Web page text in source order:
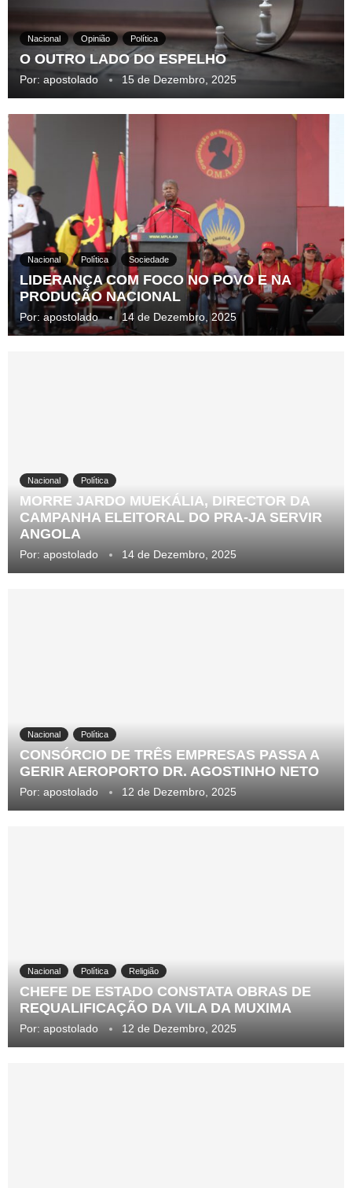
Nacional Opinião Política
O OUTRO LADO DO ESPELHO
Por: apostolado 15 de Dezembro, 2025
Nacional Política Sociedade
LIDERANÇA COM FOCO NO POVO E NA
PRODUÇÃO NACIONAL
Por: apostolado 14 de Dezembro, 2025
Nacional Política
MORRE JARDO MUEKÁLIA, DIRECTOR DA
CAMPANHA ELEITORAL DO PRA-JA SERVIR
ANGOLA
Por: apostolado 14 de Dezembro, 2025
Nacional Política
CONSÓRCIO DE TRÊS EMPRESAS PASSA A
GERIR AEROPORTO DR. AGOSTINHO NETO
Por: apostolado 12 de Dezembro, 2025
Nacional Política Religião
CHEFE DE ESTADO CONSTATA OBRAS DE
REQUALIFICAÇÃO DA VILA DA MUXIMA
Por: apostolado 12 de Dezembro, 2025